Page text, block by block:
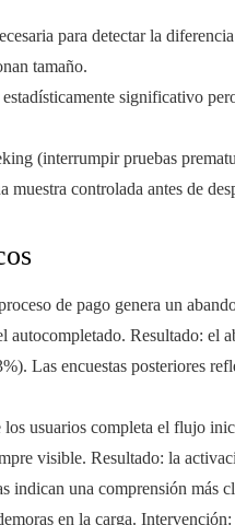
para detectar la
tamaño.
significativo
(interrumpir pruebas
muestra controlada antes de
de pago genera un
autocompletado. Resultado: el
Las encuestas posteriores
usuarios completa el flujo
visible. Resultado: la
indican una comprensión más
en la carga.